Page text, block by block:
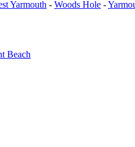
Yarmouth - Woods Hole -
Beach